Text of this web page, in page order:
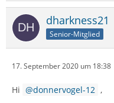
dharkness21
Senior-Mitglied
17. September 2020 um 18:38
Hi donnervogel-12 ,